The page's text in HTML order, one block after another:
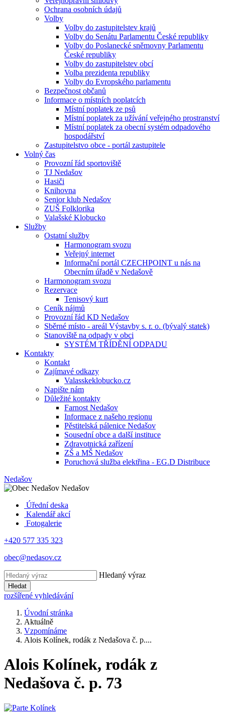
Ochrana osobních údajů
Volby
Volby do zastupitelstev krajů
Volby do Senátu Parlamentu České republiky
Volby do Poslanecké sněmovny Parlamentu
České republiky
Volby do zastupitelstev obcí
Volba prezidenta republiky
Volby do Evropského parlamentu
Bezpečnost občanů
Informace o místních poplatcích
Místní poplatek ze psů
Místní poplatek za užívání veřejného prostranství
Místní poplatek za obecní systém odpadového
hospodářství
Zastupitelstvo obce - portál zastupitele
Volný čas
Provozní řád sportoviště
TJ Nedašov
Hasiči
Knihovna
Senior klub Nedašov
ZUŠ Folklorika
Valašské Klobucko
Služby
Ostatní služby
Harmonogram svozu
Veřejný internet
Informační portál CZECHPOINT u nás na
Obecním úřadě v Nedašově
Harmonogram svozu
Rezervace
Tenisový kurt
Ceník nájmů
Provozní řád KD Nedašov
Sběrné místo - areál Výstavby s. r. o. (bývalý statek)
Stanoviště na odpady v obci
SYSTÉM TŘÍDĚNÍ ODPADU
Kontakty
Kontakt
Zajímavé odkazy
Valasskeklobucko.cz
Napište nám
Důležité kontakty
Farnost Nedašov
Informace z našeho regionu
Pěstitelská pálenice Nedašov
Sousední obce a další instituce
Zdravotnická zařízení
ZŠ a MŠ Nedašov
Poruchová služba elektřina - EG.D Distribuce
Nedašov
Nedašov
Úřední deska
Kalendář akcí
Fotogalerie
+420 577 335 323
obec@nedasov.cz
Hledaný výraz
Hledat
rozšířené vyhledávání
Úvodní stránka
Aktuálně
Vzpomínáme
Alois Kolínek, rodák z Nedašova č. p....
Alois Kolínek, rodák z
Nedašova č. p. 73